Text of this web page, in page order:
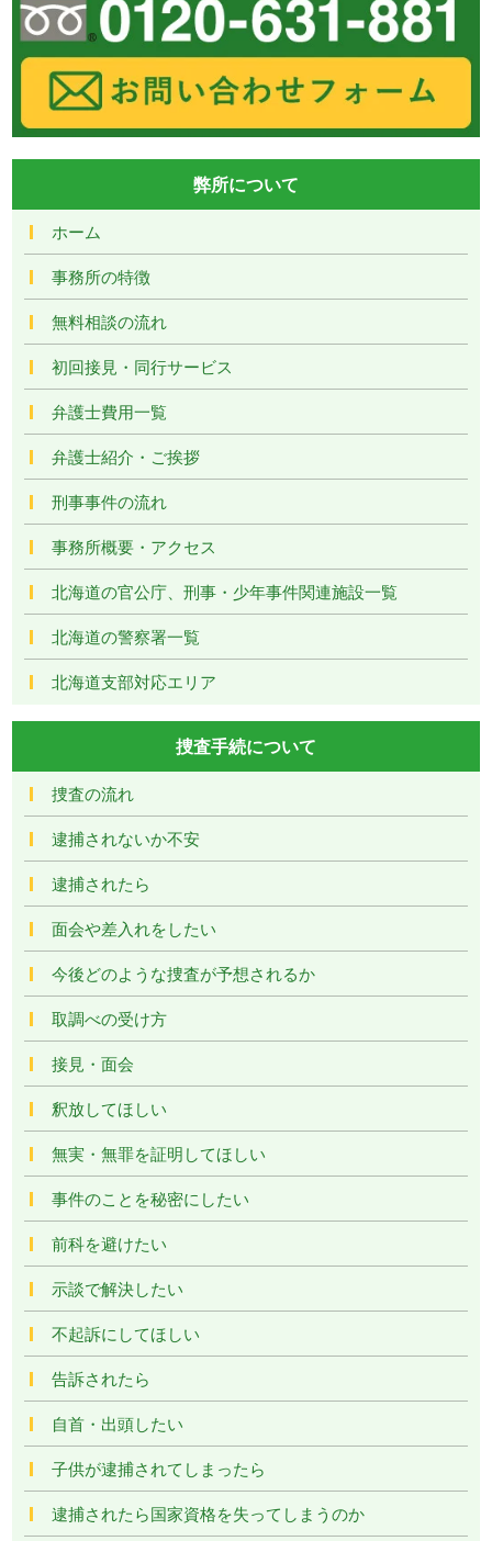
弊所について
ホーム
事務所の特徴
無料相談の流れ
初回接見・同行サービス
弁護士費用一覧
弁護士紹介・ご挨拶
刑事事件の流れ
事務所概要・アクセス
北海道の官公庁、刑事・少年事件関連施設一覧
北海道の警察署一覧
北海道支部対応エリア
捜査手続について
捜査の流れ
逮捕されないか不安
逮捕されたら
面会や差入れをしたい
今後どのような捜査が予想されるか
取調べの受け方
接見・面会
釈放してほしい
無実・無罪を証明してほしい
事件のことを秘密にしたい
前科を避けたい
示談で解決したい
不起訴にしてほしい
告訴されたら
自首・出頭したい
子供が逮捕されてしまったら
逮捕されたら国家資格を失ってしまうのか